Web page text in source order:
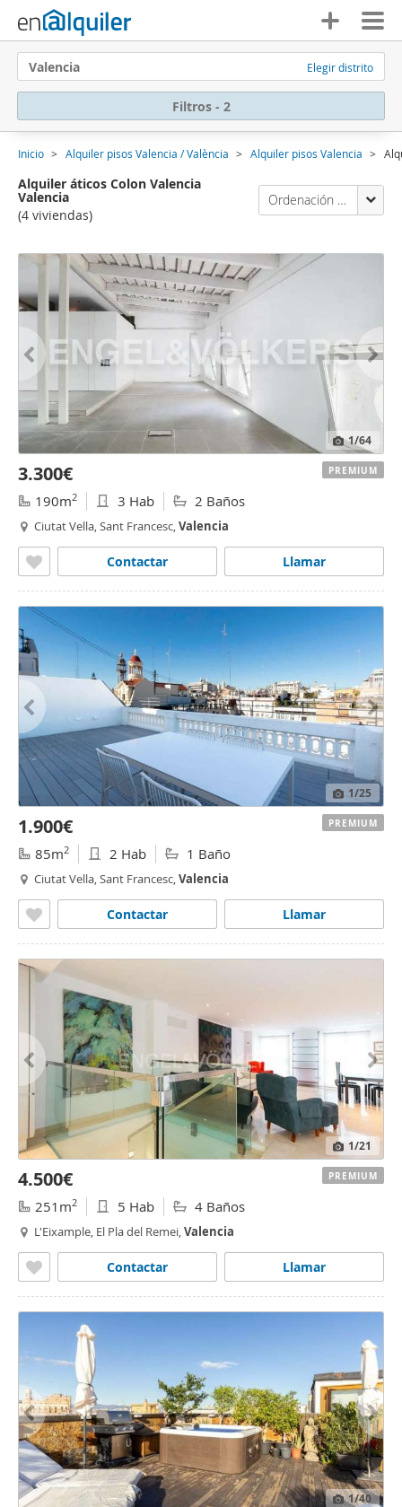
Valencia Elegir distrito
Filtros - 2
Inicio Alquiler pisos Valencia / València Alquiler pisos Valencia
Alquiler áticos Colon Valencia
Valencia
(4 viviendas)
Ordenación Enalquiler
1/64
3.300€
190m2 3 Hab 2 Baños
Ciutat Vella, Sant Francesc,Valencia
Llamar
Contactar
PREMIUM
1/25
1.900€
85m2 2 Hab 1 Baño
Ciutat Vella, Sant Francesc,Valencia
Llamar
Contactar
PREMIUM
1/21
4.500€
251m2 5 Hab 4 Baños
L'Eixample, El Pla del Remei,Valencia
Llamar
Contactar
PREMIUM
1/40